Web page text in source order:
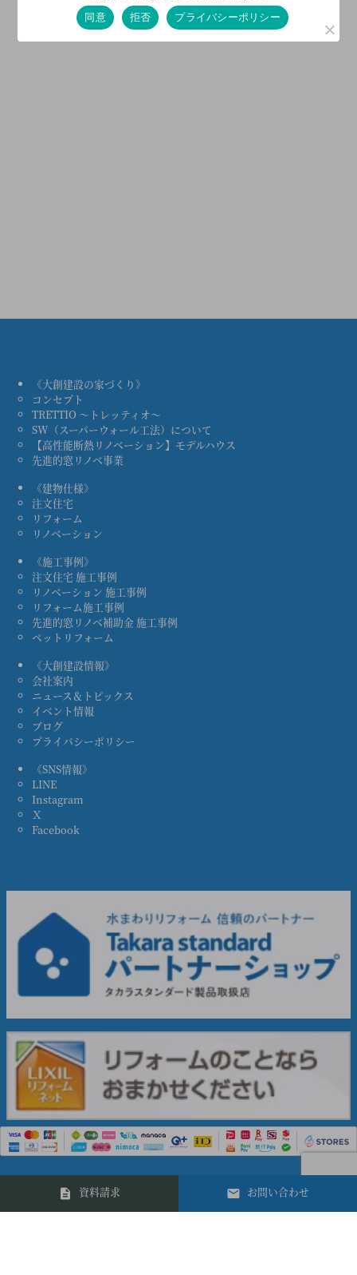
《大創建設の家づくり》
コンセプト
TRETTIO ～トレッティオ～
SW（スーパーウォール工法）について
【高性能断熱リノベーション】モデルハウス
先進的窓リノベ事業
《建物仕様》
注文住宅
リフォーム
リノベーション
《施工事例》
注文住宅 施工事例
リノベーション 施工事例
リフォーム施工事例
先進的窓リノベ補助金 施工事例
ペットリフォーム
《大創建設情報》
会社案内
ニュース＆トピックス
イベント情報
ブログ
プライバシーポリシー
《SNS情報》
LINE
Instagram
Ｘ
Facebook
資料請求 お問い合わせ
同意
拒否 プライバシーポリシー